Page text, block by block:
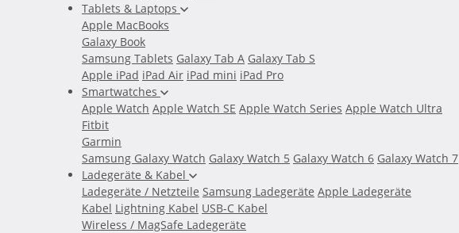
Tablets & Laptops
Apple MacBooks
Galaxy Book
Samsung Tablets Galaxy Tab A Galaxy Tab S
Apple iPad iPad Air iPad mini iPad Pro
Smartwatches
Apple Watch Apple Watch SE Apple Watch Series Apple Watch Ultra
Fitbit
Garmin
Samsung Galaxy Watch Galaxy Watch 5 Galaxy Watch 6 Galaxy Watch 7
Ladegeräte & Kabel
Ladegeräte / Netzteile Samsung Ladegeräte Apple Ladegeräte
Kabel Lightning Kabel USB-C Kabel
Wireless / MagSafe Ladegeräte